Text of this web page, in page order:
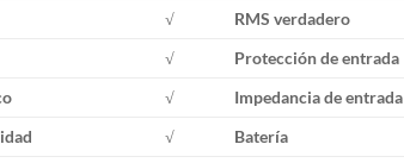
√ RMS verdadero
√ Protección de entrada
√ Impedancia de entrada
√ Batería